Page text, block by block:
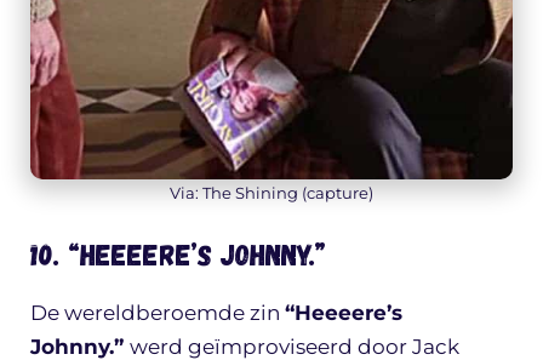
Via: The Shining (capture)
10. “Heeeere’s Johnny.”
De wereldberoemde zin “Heeeere’s
Johnny.” werd geïmproviseerd door Jack